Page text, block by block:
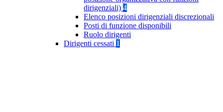
dirigenziali) 4
Elenco posizioni dirigenziali discrezionali
Posti di funzione disponibili
Ruolo dirigenti
Dirigenti cessati 1